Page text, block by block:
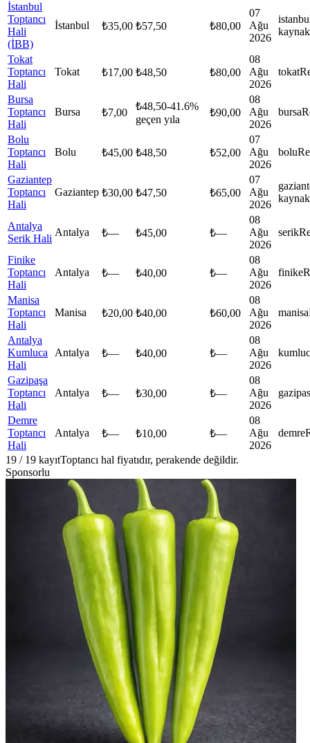
İstanbul
Toptancı
Hali
(İBB)
İstanbul ₺35,00 ₺57,50 ₺80,00
07
Ağu
2026
kaynak
Tokat
Toptancı
Hali
Tokat ₺17,00 ₺48,50 ₺80,00
08
Ağu
2026
tokat
Bursa
Toptancı
Hali
Bursa ₺7,00
₺48,50-41.6%
geçen yıla
₺90,00
08
Ağu
2026
bursa
Bolu
Toptancı
Hali
Bolu ₺45,00 ₺48,50 ₺52,00
07
Ağu
2026
bolu
Gaziantep
Toptancı
Hali
Gaziantep ₺30,00 ₺47,50 ₺65,00
07
Ağu
2026
kaynak
Antalya
Serik Hali
Antalya ₺— ₺45,00 ₺—
08
Ağu
2026
serik
Finike
Toptancı
Hali
Antalya ₺— ₺40,00 ₺—
08
Ağu
2026
finike
Manisa
Toptancı
Hali
Manisa ₺20,00 ₺40,00 ₺60,00
08
Ağu
2026
manisa
Antalya
Kumluca
Hali
Antalya ₺— ₺40,00 ₺—
08
Ağu
2026
Gazipaşa
Toptancı
Hali
Antalya ₺— ₺30,00 ₺—
08
Ağu
2026
Demre
Toptancı
Hali
Antalya ₺— ₺10,00 ₺—
08
Ağu
2026
demre
19 / 19 kayıtToptancı hal fiyatıdır, perakende değildir.
Sponsorlu